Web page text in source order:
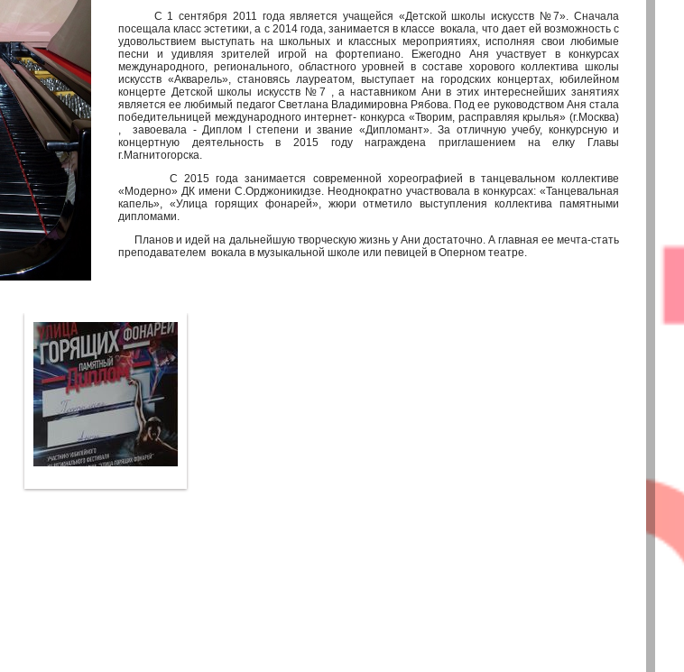
С 1 сентября 2011 года является учащейся «Детской школы искусств №7». Сначала
посещала класс эстетики, а с 2014 года, занимается в классе вокала, что дает ей возможность с
удовольствием выступать на школьных и классных мероприятиях, исполняя свои любимые
песни и удивляя зрителей игрой на фортепиано. Ежегодно Аня участвует в конкурсах
международного, регионального, областного уровней в составе хорового коллектива школы
искусств «Акварель», становясь лауреатом, выступает на городских концертах, юбилейном
концерте Детской школы искусств №7 , а наставником Ани в этих интереснейших занятиях
является ее любимый педагог Светлана Владимировна Рябова. Под ее руководством Аня стала
победительницей международного интернет- конкурса «Творим, расправляя крылья» (г.Москва)
, завоевала - Диплом
степени и звание «Дипломант». За отличную учебу, конкурсную и
концертную деятельность в 2015 году награждена приглашением на елку Главы
г.Магнитогорска.
С 2015 года занимается современной хореографией в танцевальном коллективе
«Модерно» ДК имени С.Орджоникидзе. Неоднократно участвовала в конкурсах: «Танцевальная
капель», «Улица горящих фонарей», жюри отметило выступления коллектива памятными
дипломами.
Планов и идей на дальнейшую творческую жизнь у Ани достаточно. А главная ее мечта-стать
преподавателем вокала в музыкальной школе или певицей в Оперном театре.